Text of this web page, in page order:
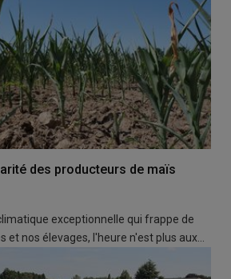
des producteurs de maïs
exceptionnelle qui frappe de
et nos élevages, l'heure n'est plus aux…